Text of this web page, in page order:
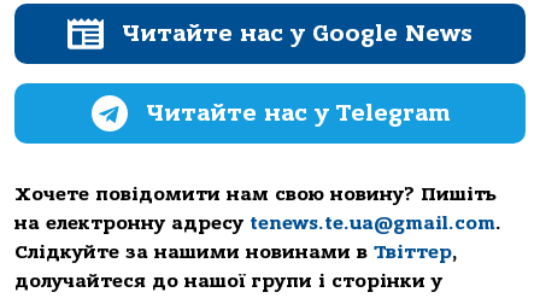
Читайте нас у Google News
Читайте нас у Telegram
Хочете повідомити нам свою новину? Пишіть
на електронну адресу tenews.te.ua@gmail.com.
Слідкуйте за нашими новинами в Твіттер,
долучайтеся до нашої групи і сторінки у